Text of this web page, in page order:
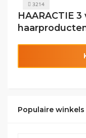
3214
HAARACTIE
Populaire winkels